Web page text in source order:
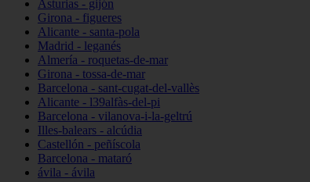
Asturias - gijón
Girona - figueres
Alicante - santa-pola
Madrid - leganés
Almería - roquetas-de-mar
Girona - tossa-de-mar
Barcelona - sant-cugat-del-vallès
Alicante - l39alfàs-del-pi
Barcelona - vilanova-i-la-geltrú
Illes-balears - alcúdia
Castellón - peñíscola
Barcelona - mataró
ávila - ávila